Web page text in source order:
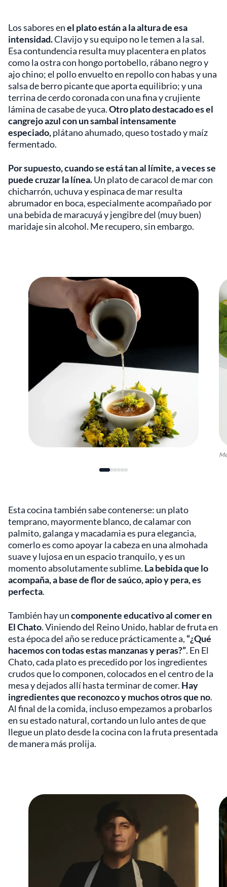
Los sabores enel plato están a la altura de esa
intensidad.Clavijo y su equipo no le temen a la sal.
Esa contundencia resulta muy placentera en platos
como la ostra con hongo portobello, rábano negro y
ajo chino; el pollo envuelto en repollo con habas y una
salsa de berro picante que aporta equilibrio; y una
terrina de cerdo coronada con una fina y crujiente
lámina de casabe de yuca.Otro plato destacado es el
cangrejo azul con un sambal intensamente
especiado,plátano ahumado, queso tostado y maíz
fermentado.
Por supuesto, cuando se está tan al límite, a veces se
puede cruzar la línea.Un plato de caracol de mar con
chicharrón, uchuva y espinaca de mar resulta
abrumador en boca, especialmente acompañado por
una bebida de maracuyá y jengibre del (muy buen)
maridaje sin alcohol. Me recupero, sin embargo.
Esta cocina también sabe contenerse: un plato
temprano, mayormente blanco, de calamar con
palmito, galanga y macadamia es pura elegancia,
comerlo es como apoyar la cabeza en una almohada
suave y lujosa en un espacio tranquilo, y es un
momento absolutamente sublime. La bebida que lo
acompaña, a base de flor de saúco, apio y pera, es
perfecta.
También hay uncomponente educativo al comer en
El Chato. Viniendo del Reino Unido, hablar de fruta en
esta época del año se reduce prácticamente a, “¿Qué
hacemos con todas estas manzanas y peras?”. En El
Chato, cada plato es precedido por los ingredientes
crudos que lo componen, colocados en el centro de la
mesa y dejados allí hasta terminar de comer. Hay
ingredientes que reconozco y muchos otros que no.
Al final de la comida, incluso empezamos a probarlos
en su estado natural, cortando un lulo antes de que
llegue un plato desde la cocina con la fruta presentada
de manera más prolija.